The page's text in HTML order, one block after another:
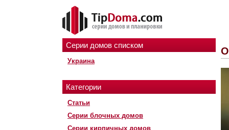
Серии домов списком
Украина
Категории
Статьи
Серии блочных домов
Серии кирпичных домов